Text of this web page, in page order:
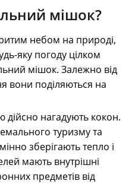
мішок?
небом на природі,
яку погоду цілком
мішок. Залежно від
вони поділяються на
нагадують кокон.
туризму та
зберігають тепло і
мають внутрішні
предметів від